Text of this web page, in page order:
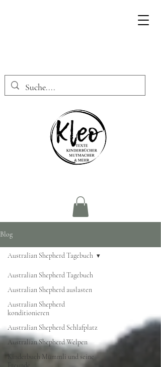
Blog
Australian Shepherd Tagebuch
Australian Shepherd auslasten
Australian Shepherd
konditionieren
Australian Shepherd Schlafplatz
Australian Shepherd Welpen
Kinderbuch Mümmli und seine
Freunde
Australian Shepherd Tagebuch